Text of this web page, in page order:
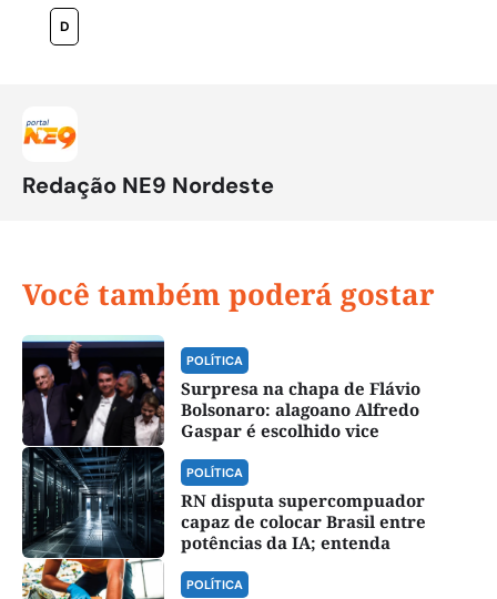
D
Redação NE9 Nordeste
Você também poderá gostar
POLÍTICA
Surpresa na chapa de Flávio
Bolsonaro: alagoano Alfredo
Gaspar é escolhido vice
POLÍTICA
RN disputa supercompuador
capaz de colocar Brasil entre
potências da IA; entenda
POLÍTICA